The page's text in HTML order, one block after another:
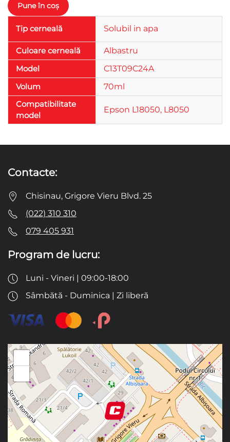
Tip cerneală Solubil in apa
Culoare cerneală
Albastru
Model
C13T09C24A
Volum
70ml
Compatibilitate
model
Epson L18050, L8050
Contacte:
Chisinau, Grigore Vieru Blvd. 25
(022) 310 310
079 405 931
Program de lucru:
Luni - Vineri | 09:00-18:00
Sâmbătă - Duminica | Zi liberă